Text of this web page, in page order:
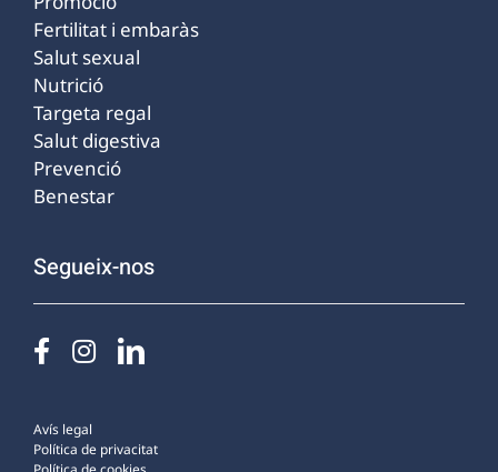
Fertilitat i embaràs
Salut sexual
Nutrició
Targeta regal
Salut digestiva
Prevenció
Benestar
Segueix-nos
Avís legal
Política de privacitat